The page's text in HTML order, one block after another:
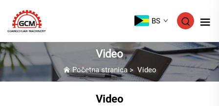
BS
Video
Početna stranica> Video
Video